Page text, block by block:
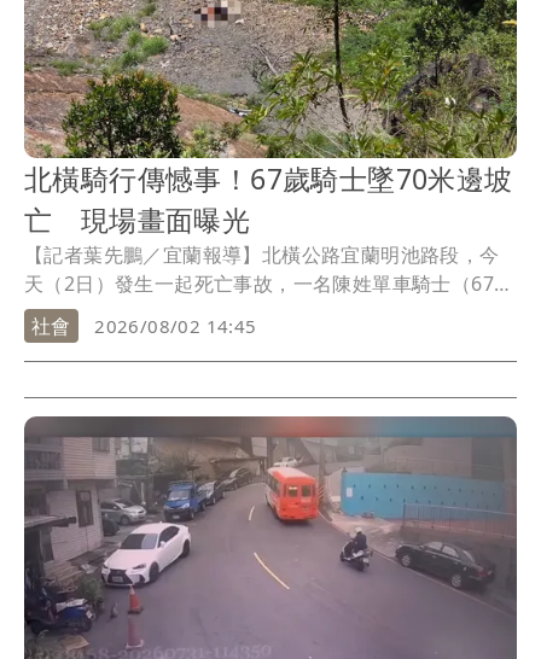
北橫騎行傳憾事！67歲騎士墜70米邊坡
亡 現場畫面曝光
【記者葉先鵬／宜蘭報導】北橫公路宜蘭明池路段，今
天（2日）發生一起死亡事故，一名陳姓單車騎士（67
歲）經過該處時，意外翻落70公尺深的邊坡，雖警消獲
報後立刻展開救援，但接觸陳男時其已無生命跡象，詳
細事發原因還有待進一步釐清。
社會 2026/08/02 14:45